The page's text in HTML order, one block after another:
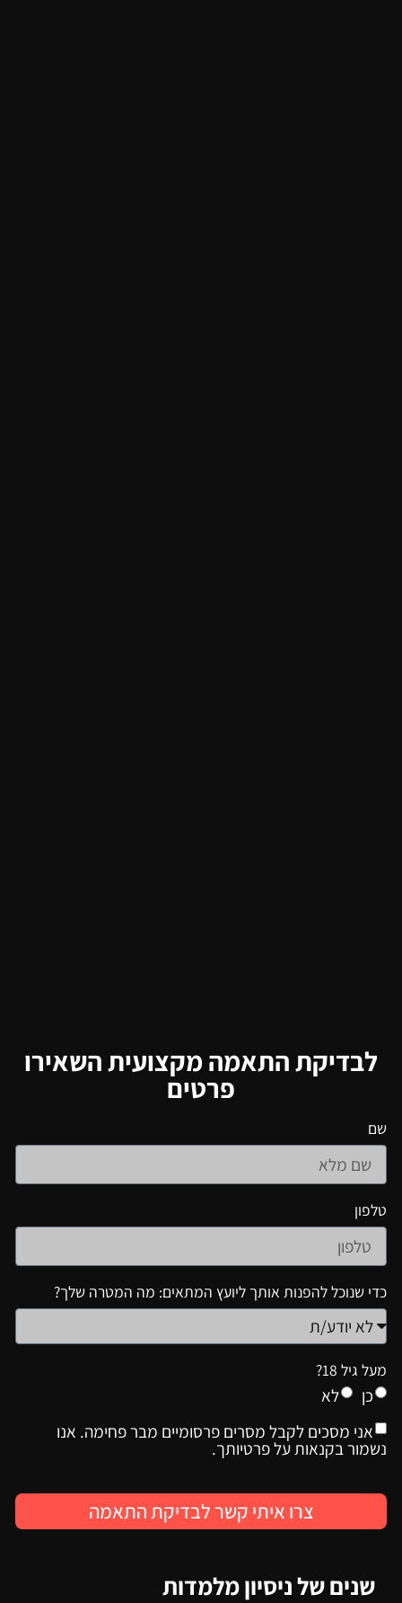
לבדיקת התאמה מקצועית השאירו
פרטים
שם
טלפון
כדי שנוכל להפנות אותך ליועץ המתאים: מה המטרה שלך?
מעל גיל 18?
כן
לא
אני מסכים לקבל מסרים פרסומיים מבר פחימה. אנו
נשמור בקנאות על פרטיותך.
צרו איתי קשר לבדיקת התאמה
שנים של ניסיון מלמדות